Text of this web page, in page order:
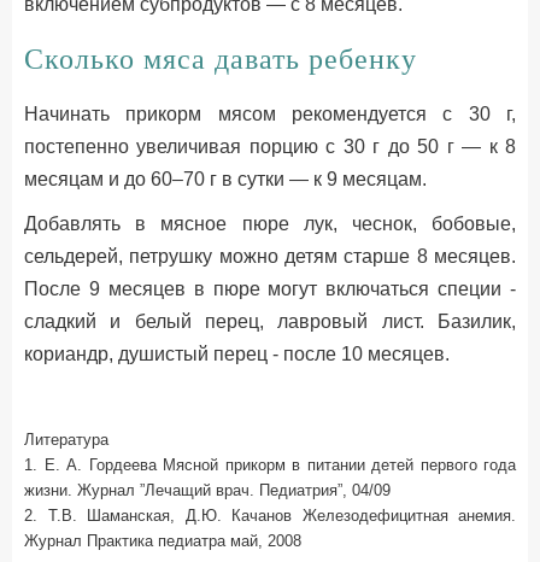
включением субпродуктов — с 8 месяцев.
Сколько мяса давать ребенку
Начинать прикорм мясом рекомендуется с 30 г,
постепенно увеличивая порцию с 30 г до 50 г — к 8
месяцам и до 60–70 г в сутки — к 9 месяцам.
Добавлять в мясное пюре лук, чеснок, бобовые,
сельдерей, петрушку можно детям старше 8 месяцев.
После 9 месяцев в пюре могут включаться специи -
сладкий и белый перец, лавровый лист. Базилик,
кориандр, душистый перец - после 10 месяцев.
Литература
1. Е. А. Гордеева Мясной прикорм в питании детей первого года
жизни. Журнал ”Лечащий врач. Педиатрия”, 04/09
2. Т.В. Шаманская, Д.Ю. Качанов Железодефицитная анемия.
Журнал Практика педиатра май, 2008